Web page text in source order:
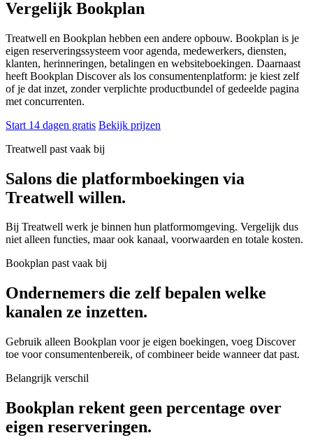
Vergelijk Bookplan
Treatwell en Bookplan hebben een andere opbouw. Bookplan is je
eigen reserveringssysteem voor agenda, medewerkers, diensten,
klanten, herinneringen, betalingen en websiteboekingen. Daarnaast
heeft Bookplan Discover als los consumentenplatform: je kiest zelf
of je dat inzet, zonder verplichte productbundel of gedeelde pagina
met concurrenten.
Start 14 dagen gratis Bekijk prijzen
Treatwell past vaak bij
Salons die platformboekingen via
Treatwell willen.
Bij Treatwell werk je binnen hun platformomgeving. Vergelijk dus
niet alleen functies, maar ook kanaal, voorwaarden en totale kosten.
Bookplan past vaak bij
Ondernemers die zelf bepalen welke
kanalen ze inzetten.
Gebruik alleen Bookplan voor je eigen boekingen, voeg Discover
toe voor consumentenbereik, of combineer beide wanneer dat past.
Belangrijk verschil
Bookplan rekent geen percentage over
eigen reserveringen.